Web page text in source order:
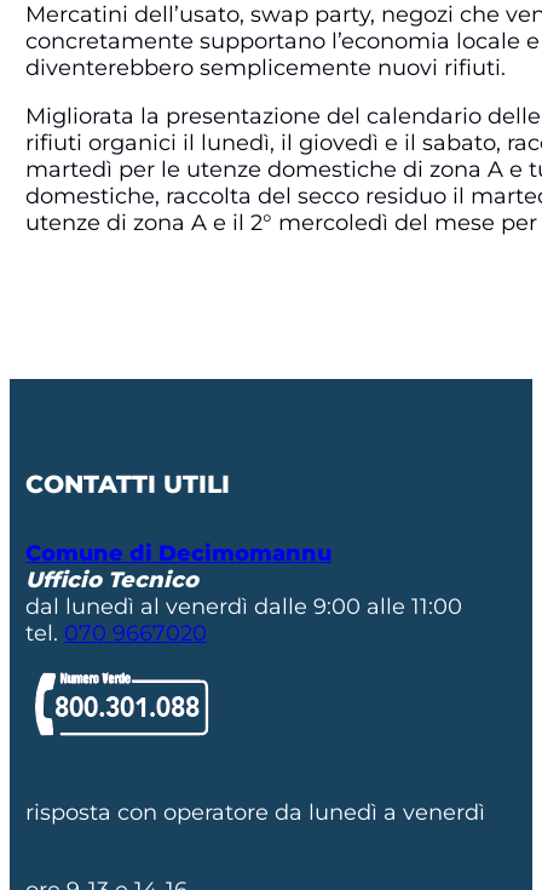
Mercatini dell’usato, swap party, negozi che
concretamente supportano l’economia locale
diventerebbero semplicemente nuovi rifiuti.
Migliorata la presentazione del calendario
rifiuti organici il lunedì, il giovedì e il sabato,
martedì per le utenze domestiche di zona A e
domestiche, raccolta del secco residuo il
utenze di zona A e il 2° mercoledì del mese
CONTATTI UTILI
Comune di Decimomannu
Ufficio Tecnico
dal lunedì al venerdì dalle 9:00 alle 11:00
tel. 070 9667020
risposta con operatore da lunedì a venerdì